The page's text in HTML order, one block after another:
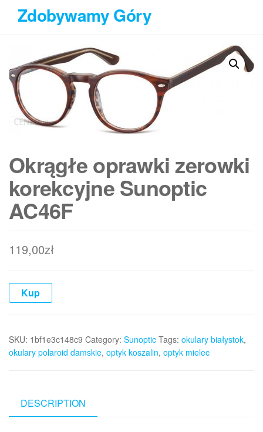
Przejdź
treści
Zdobywamy Góry
Okrągłe oprawki zerowki
korekcyjne Sunoptic
AC46F
119,00zł
Kup
SKU: 1bf1e3c148c9 Category: Sunoptic Tags: okulary białystok,
okulary polaroid damskie, optyk koszalin, optyk mielec
DESCRIPTION